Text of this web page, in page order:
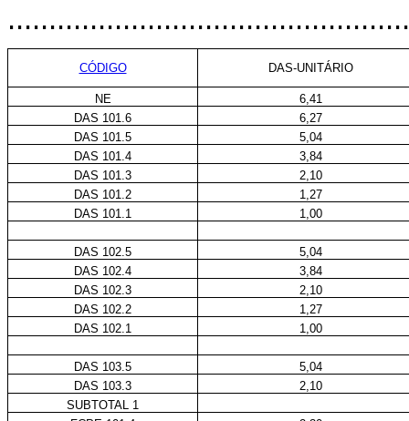
CÓDIGO DAS-UNITÁRIO
NE
6,41
DAS 101.6
6,27
DAS 101.5
5,04
DAS 101.4
3,84
DAS 101.3
2,10
DAS 101.2
1,27
DAS 101.1
1,00
DAS 102.5
5,04
DAS 102.4
3,84
DAS 102.3
2,10
DAS 102.2
1,27
DAS 102.1
1,00
DAS 103.5
5,04
DAS 103.3
2,10
SUBTOTAL 1